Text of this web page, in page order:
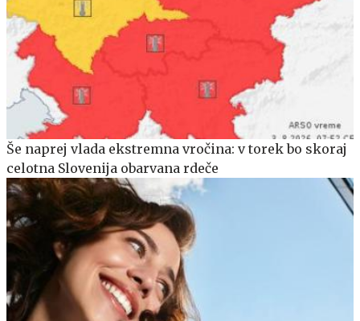
Še naprej vlada ekstremna vročina: v torek bo skoraj
celotna Slovenija obarvana rdeče